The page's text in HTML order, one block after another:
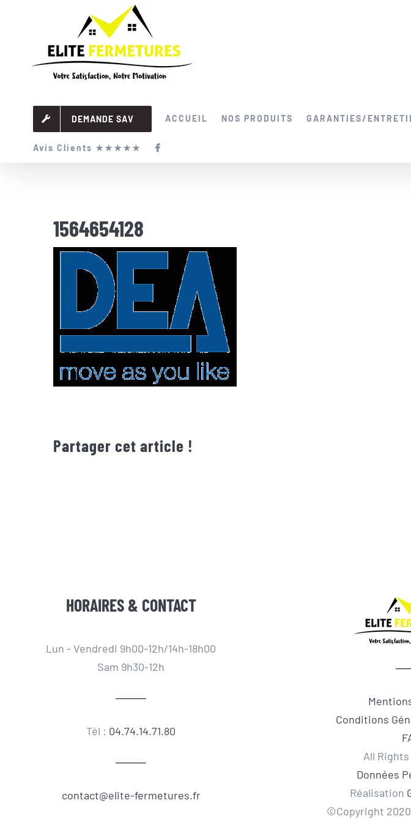
DEMANDE SAV ACCUEIL NOS PRODUITS GARANTIES/
Avis Clients ★★★★★
1564654128
Partager cet article !
HORAIRES & CONTACT
Lun - Vendredi 9h00-12h/14h-18h00
Sam 9h30-12h
Tél : 04.74.14.71.80
contact@elite-fermetures.fr
Conditions
All
Données
Réalisation
©Copyright